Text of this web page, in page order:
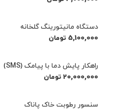
دستگاه مانیتورینگ گلخانه
5,100,000 تومان
راهکار پایش دما با پیامک (SMS)
20,000,000 تومان
سنسور رطوبت خاک پاناک